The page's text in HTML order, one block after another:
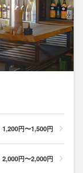
1,200円〜1,500円
2,000円〜2,000円